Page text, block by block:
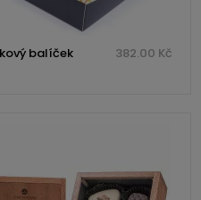
balíček 382.00 Kč